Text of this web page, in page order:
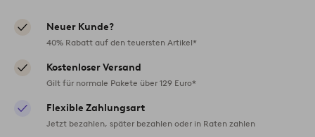
Neuer Kunde?
40% Rabatt auf den teuersten Artikel*
Kostenloser Versand
Gilt für normale Pakete über 129 Euro*
Flexible Zahlungsart
Jetzt bezahlen, später bezahlen oder in Raten zahlen